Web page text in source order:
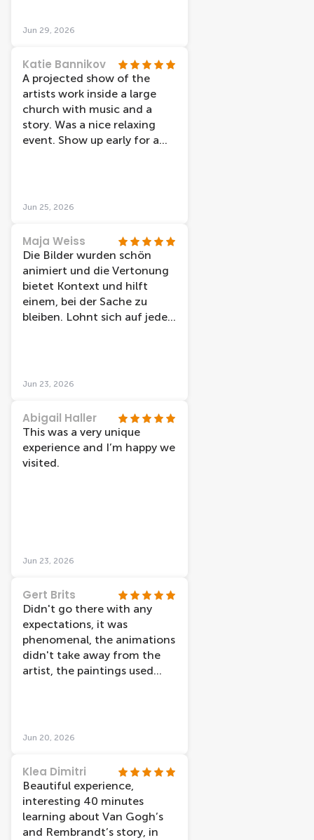
Vriendelijke mensen en alles
tevoren. Aanrader!
Jun 29, 2026
Katie Bannikov
A projected show of the
artists work inside a large
church with music and a
story. Was a nice relaxing
event. Show up early for a
Jun 25, 2026
Maja Weiss
Die Bilder wurden schön
animiert und die Vertonung
bietet Kontext und hilft
einem, bei der Sache zu
bleiben. Lohnt sich auf jeden
Jun 23, 2026
Abigail Haller
This was a very unique
experience and I’m happy we
visited.
Jun 23, 2026
Gert Brits
Didn't go there with any
expectations, it was
phenomenal, the animations
didn't take away from the
artist, the paintings used
Jun 20, 2026
Klea Dimitri
Beautiful experience,
interesting 40 minutes
learning about Van Gogh’s
and Rembrandt’s story, in